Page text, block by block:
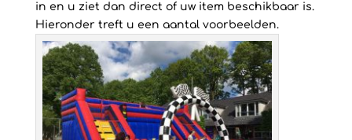
in en u ziet dan direct of uw item beschikbaar is.
Hieronder treft u een aantal voorbeelden.